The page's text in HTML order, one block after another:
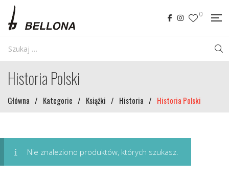
0
Historia Polski
Główna / Kategorie / Książki / Historia / Historia Polski
Nie znaleziono produktów, których szukasz.